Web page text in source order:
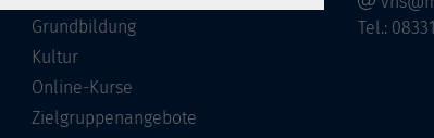
Grundbildung
Kultur
Online-Kurse
Zielgruppenangebote
Tel.: